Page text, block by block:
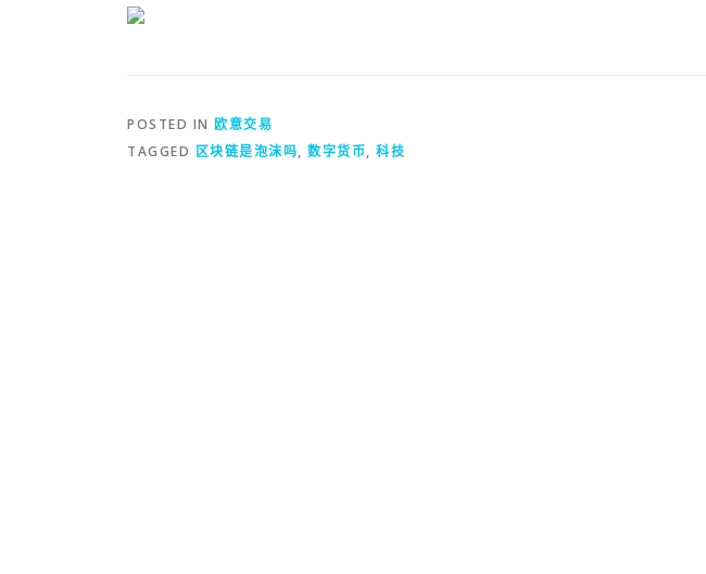
POSTED IN 欧意交易
TAGGED 区块链是泡沫吗, 数字货币, 科技